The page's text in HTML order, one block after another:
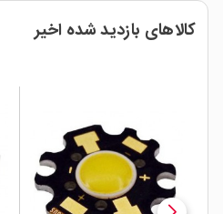
کالاهای بازدید شده اخیر